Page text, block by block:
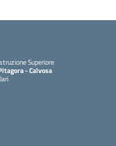
Superiore
- Calvosa